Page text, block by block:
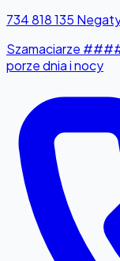
734 818 135
Szamaciarze
porze dnia i nocy